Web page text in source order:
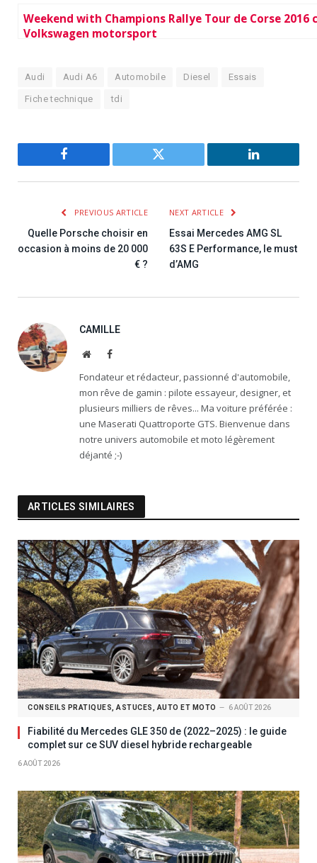
Weekend with Champions Rallye Tour de Corse 2016
Volkswagen motorsport
Audi Audi A6 Automobile Diesel Essais
Fiche technique tdi
Facebook Twitter LinkedIn
PREVIOUS ARTICLE
Quelle Porsche choisir en
occasion à moins de 20 000
€ ?
NEXT ARTICLE
Essai Mercedes AMG SL
63S E Performance, le must
d’AMG
CAMILLE
WebsiteFacebook
Fondateur et rédacteur, passionné d'automobile,
mon rêve de gamin : pilote essayeur, designer, et
plusieurs milliers de rêves... Ma voiture préférée :
une Maserati Quattroporte GTS. Bienvenue dans
notre univers automobile et moto légèrement
déjanté ;-)
ARTICLES SIMILAIRES
CONSEILS PRATIQUES, ASTUCES, AUTO ET MOTO 6 AOÛT 2026
Fiabilité du Mercedes GLE 350 de (2022–2025) : le guide
complet sur ce SUV diesel hybride rechargeable
6 AOÛT 2026